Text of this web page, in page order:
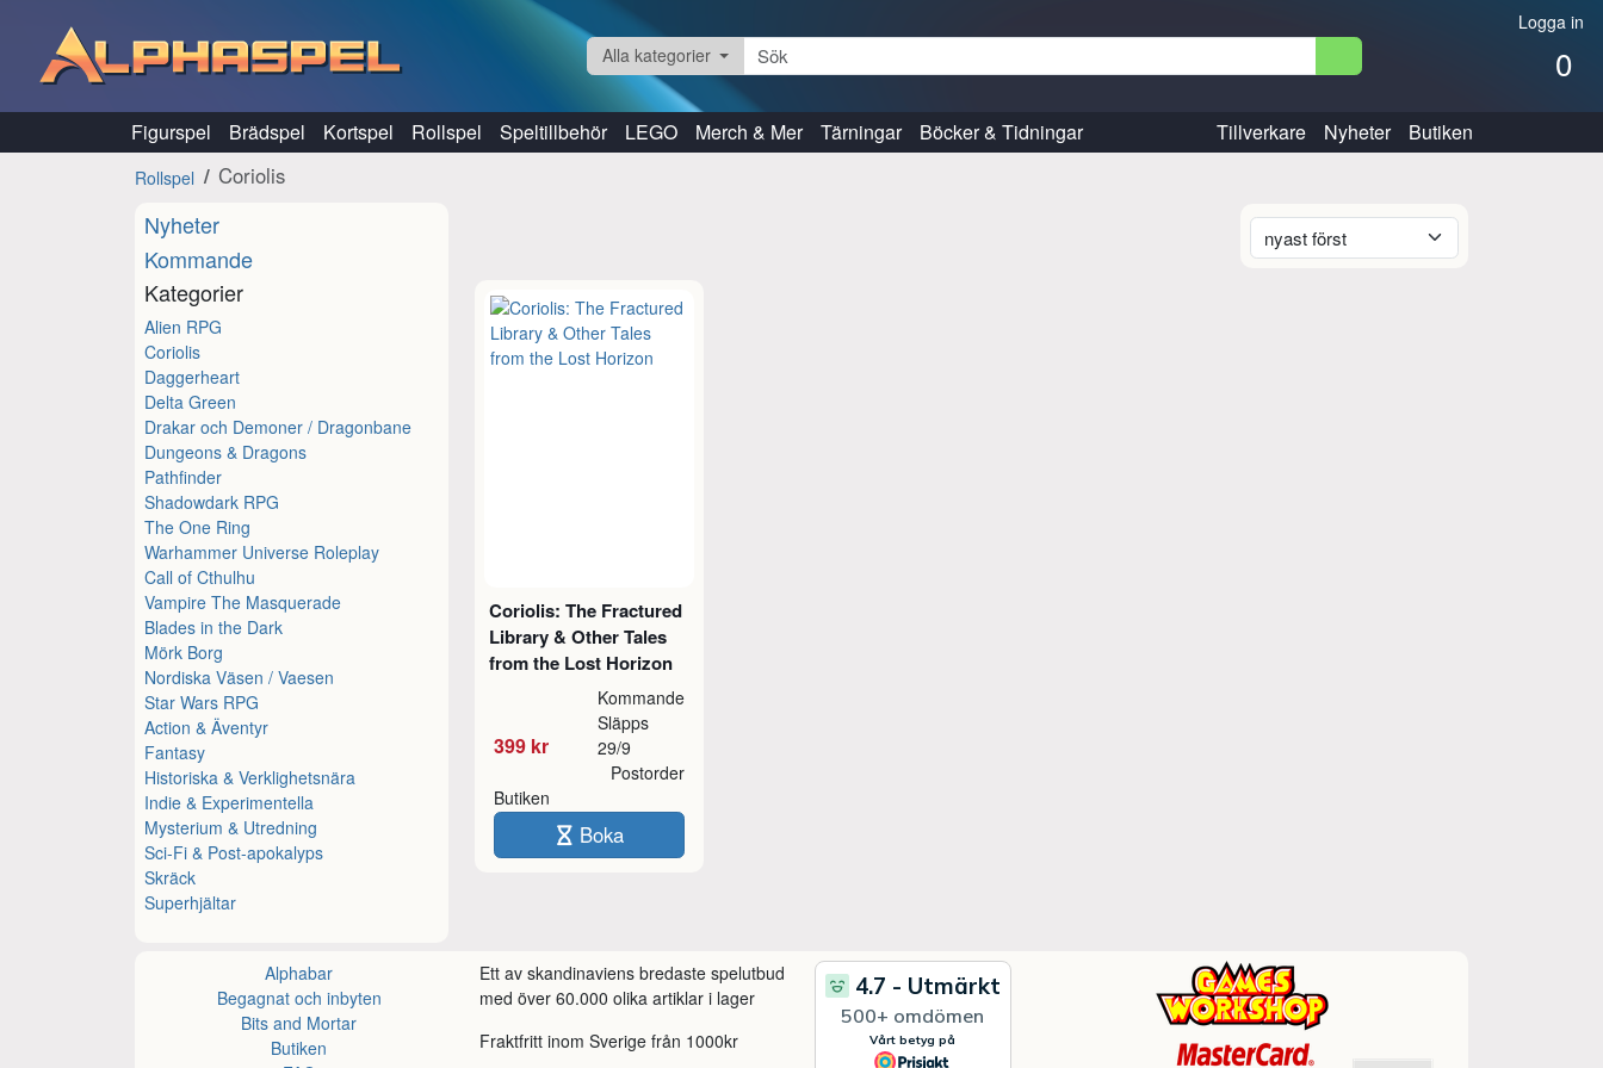
Logga in
0
Alla kategorier
Figurspel Brädspel Kortspel Rollspel Speltillbehör LEGO Merch & Mer Tärningar Böcker & Tidningar Tillverkare Nyheter Butiken
Rollspel Coriolis
Nyheter
Kommande
Kategorier
Alien RPG
Coriolis
Daggerheart
Delta Green
Drakar och Demoner / Dragonbane
Dungeons & Dragons
Pathfinder
Shadowdark RPG
The One Ring
Warhammer Universe Roleplay
Call of Cthulhu
Vampire The Masquerade
Blades in the Dark
Mörk Borg
Nordiska Väsen / Vaesen
Star Wars RPG
Action & Äventyr
Fantasy
Historiska & Verklighetsnära
Indie & Experimentella
Mysterium & Utredning
Sci-Fi & Post-apokalyps
Skräck
Superhjältar
Coriolis: The Fractured
Library & Other Tales
from the Lost Horizon
399 kr
Kommande
Släpps
29/9
Butiken
Postorder
Boka
Alphabar
Begagnat och inbyten
Bits and Mortar
Butiken
Ett av skandinaviens bredaste spelutbud
med över 60.000 olika artiklar i lager
Fraktfritt inom Sverige från 1000kr